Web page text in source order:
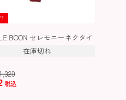
BOON セレモニーネクタイ
税込
在庫切れ